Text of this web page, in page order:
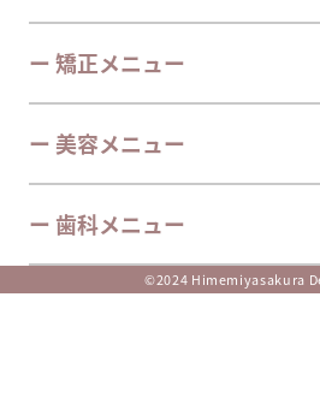
ー 矯正メニュー
ー 美容メニュー
ー 歯科メニュー
©2024 Himemiyasakura